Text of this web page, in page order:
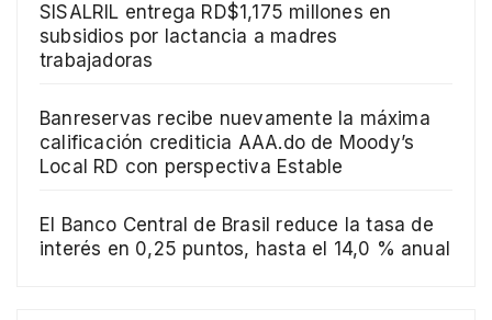
SISALRIL entrega RD$1,175 millones en
subsidios por lactancia a madres
trabajadoras
Banreservas recibe nuevamente la máxima
calificación crediticia AAA.do de Moody’s
Local RD con perspectiva Estable
El Banco Central de Brasil reduce la tasa de
interés en 0,25 puntos, hasta el 14,0 % anual